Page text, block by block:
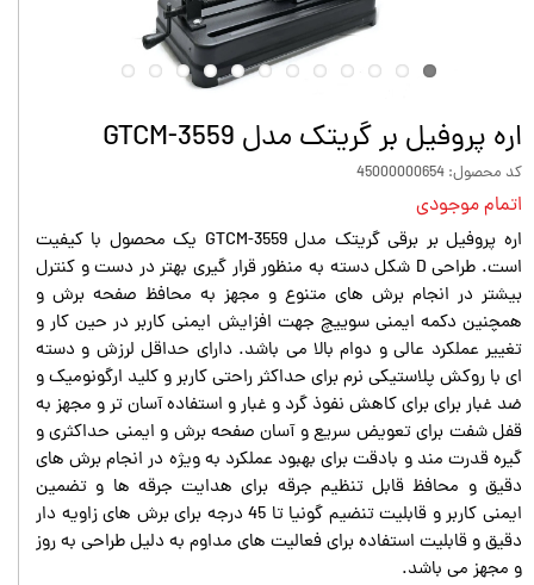
اره پروفیل بر گریتک مدل GTCM-3559
کد محصول: 45000000654
اتمام موجودی
اره پروفیل بر برقی گریتک مدل GTCM-3559 یک محصول با کیفیت
است. طراحی D شکل دسته به منظور قرار گیری بهتر در دست و کنترل
بیشتر در انجام برش های متنوع و مجهز به محافظ صفحه برش و
همچنین دکمه ایمنی سوییچ جهت افزایش ایمنی کاربر در حین کار و
تغییر عملکرد عالی و دوام بالا می باشد. دارای حداقل لرزش و دسته
ای با روکش پلاستیکی نرم برای حداکثر راحتی کاربر و کلید ارگونومیک و
ضد غبار برای برای کاهش نفوذ گرد و غبار و استفاده آسان تر و مجهز به
قفل شفت برای تعویض سریع و آسان صفحه برش و ایمنی حداکثری و
گیره قدرت مند و بادقت برای بهبود عملکرد به ویژه در انجام برش های
دقیق و محافظ قابل تنظیم جرقه برای هدایت جرقه ها و تضمین
ایمنی کاربر و قابلیت تنضیم گونیا تا 45 درجه برای برش های زاویه دار
دقیق و قابلیت استفاده برای فعالیت های مداوم به دلیل طراحی به روز
و مجهز می باشد.